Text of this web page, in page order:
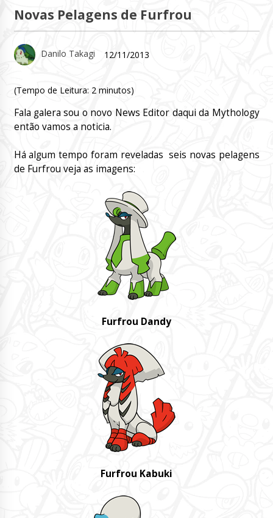
Novas Pelagens de Furfrou
Danilo Takagi 12/11/2013
(Tempo de Leitura: 2 minutos)
Fala galera sou o novo News Editor daqui da Mythology
então vamos a noticia.
Há algum tempo foram reveladas seis novas pelagens
de Furfrou veja as imagens:
Furfrou Dandy
Furfrou Kabuki